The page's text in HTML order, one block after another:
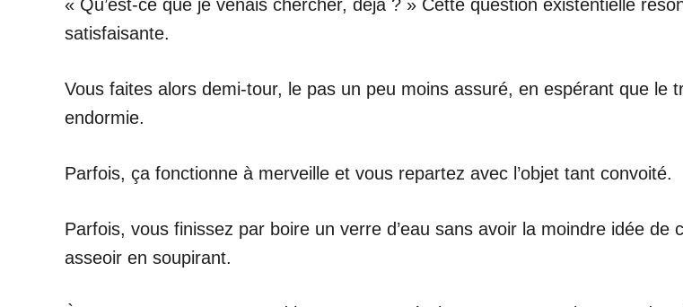
« Qu’est-ce que je venais chercher, déjà ? » Cette question existentielle
satisfaisante.
Vous faites alors demi-tour, le pas un peu moins assuré, en espérant que le
endormie.
Parfois, ça fonctionne à merveille et vous repartez avec l’objet tant convoité.
Parfois, vous finissez par boire un verre d’eau sans avoir la moindre idée
asseoir en soupirant.